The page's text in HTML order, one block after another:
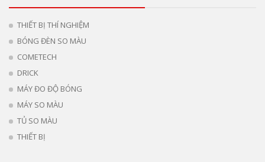
THIẾT BỊ THÍ NGHIỆM
BÓNG ĐÈN SO MÀU
COMETECH
DRICK
MÁY ĐO ĐỘ BÓNG
MÁY SO MÀU
TỦ SO MÀU
THIẾT BỊ